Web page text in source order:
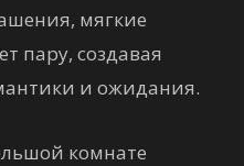
мягкие
пару, создавая
и ожидания.
комнате